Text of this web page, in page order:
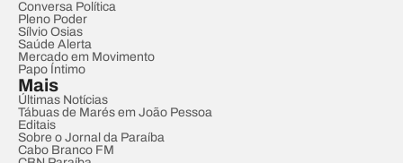
Conversa Política
Pleno Poder
Sílvio Osias
Saúde Alerta
Mercado em Movimento
Papo Íntimo
Mais
Últimas Notícias
Tábuas de Marés em João Pessoa
Editais
Sobre o Jornal da Paraíba
Cabo Branco FM